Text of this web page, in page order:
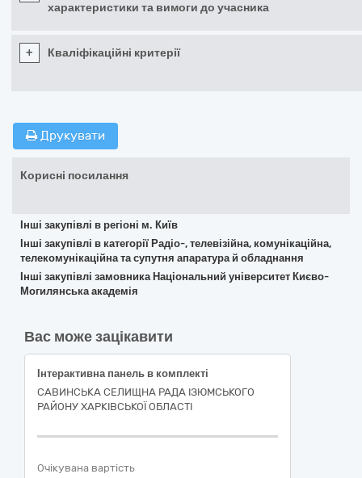
характеристики та вимоги до учасника
+ Кваліфікаційні критерії
Друкувати
Корисні посилання
Інші закупівлі в регіоні м. Київ
Інші закупівлі в категорії Радіо-, телевізійна, комунікаційна,
телекомунікаційна та супутня апаратура й обладнання
Інші закупівлі замовника Національний університет Києво-
Могилянська академія
Вас може зацікавити
Інтерактивна панель в комплекті
САВИНСЬКА СЕЛИЩНА РАДА ІЗЮМСЬКОГО
РАЙОНУ ХАРКІВСЬКОЇ ОБЛАСТІ
Очікувана вартість